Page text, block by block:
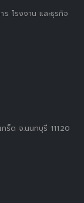
โรงงาน และธุรกิจ
ร็ด จ.นนทบุรี 11120